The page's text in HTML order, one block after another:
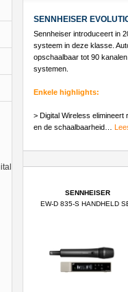
SENNHEISER
Sennheiser introduceert in
systeem in deze klasse.
opschaalbaar tot 90
systemen.
Enkele highlights:
> Digital Wireless
en de schaalbaarheid…
SENNHEISER
EW-D 835-S HANDHELD